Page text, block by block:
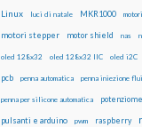
Linux luci di natale MKR1000
motori stepper motor shield nas
oled 128x32 oled 128x32 IIC oled i2C
pcb penna automatica penna iniezione
penna per silicone automatica
pulsanti e arduino pwm raspberry